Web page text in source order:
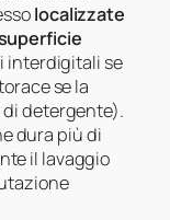
localizzate
interdigitali se
se la
detergente).
dura più di
il lavaggio